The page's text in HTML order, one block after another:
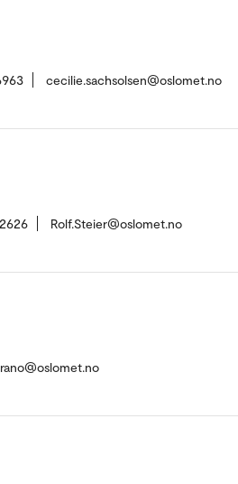
cecilie.sachsolsen@oslomet.no
Rolf.Steier@oslomet.no